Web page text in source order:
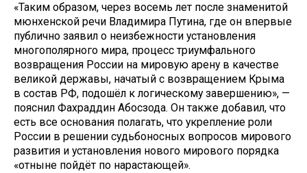
«Таким образом, через восемь лет после знаменитой
мюнхенской речи Владимира Путина, где он впервые
публично заявил о неизбежности установления
многополярного мира, процесс триумфального
возвращения России на мировую арену в качестве
великой державы, начатый с возвращением Крыма
в состав РФ, подошёл к логическому завершению», —
пояснил Фахраддин Абосзода. Он также добавил, что
есть все основания полагать, что укрепление роли
России в решении судьбоносных вопросов мирового
развития и установления нового мирового порядка
«отныне пойдёт по нарастающей».